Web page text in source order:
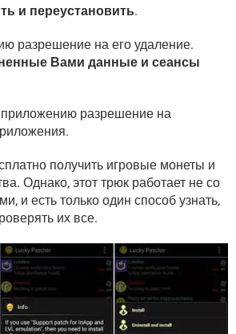
и переустановить.
разрешение на его удаление.
Вами данные и сеансы
приложению разрешение на
получить игровые монеты и
Однако, этот трюк работает не со
и есть только один способ узнать,
их все.